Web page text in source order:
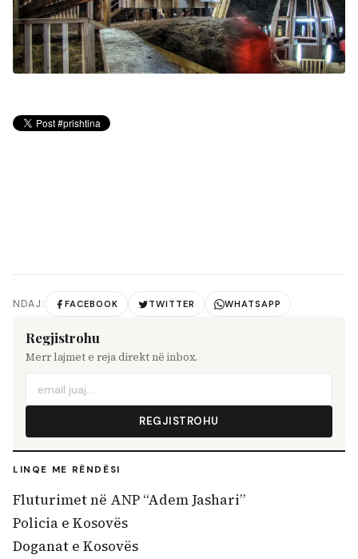
NDAJ: FACEBOOK TWITTER WHATSAPP
Regjistrohu
Merr lajmet e reja direkt në inbox.
REGJISTROHU
LINQE ME RËNDËSI
Fluturimet në ANP “Adem Jashari”
Policia e Kosovës
Doganat e Kosovës